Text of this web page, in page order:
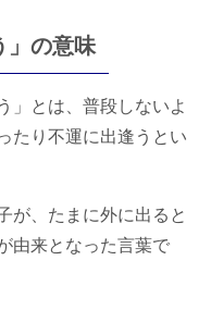
」の意味
」とは、普段しないよ
たり不運に出逢うとい
が、たまに外に出ると
由来となった言葉で